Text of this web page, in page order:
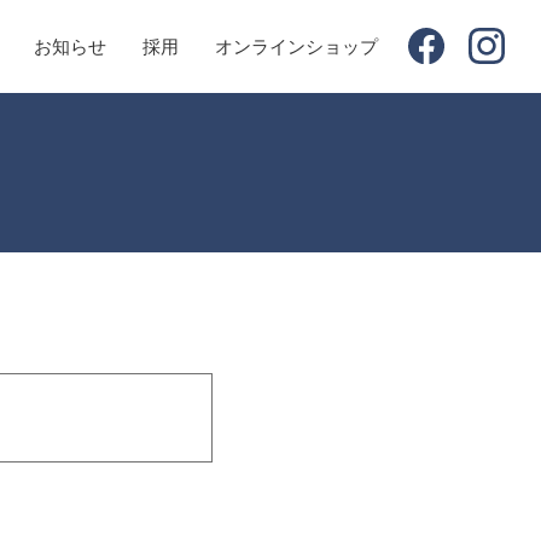
お知らせ 採用 オンラインショップ